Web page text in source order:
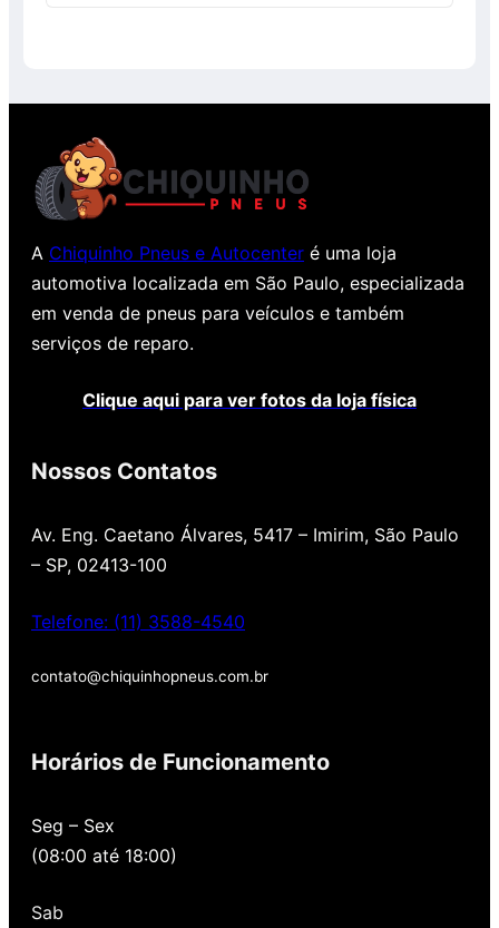
A Chiquinho Pneus e Autocenter é uma loja
automotiva localizada em São Paulo, especializada
em venda de pneus para veículos e também
serviços de reparo.
Clique aqui para ver fotos da loja física
Europeu de qualidade!
Temos uma loja novinha, com os melhores
quando você precisa voltar para revisar,
Nossos Contatos
Av. Eng. Caetano Álvares, 5417 – Imirim, São Paulo
– SP, 02413-100
Telefone: (11) 3588-4540
contato@chiquinhopneus.com.br
Horários de Funcionamento
Seg – Sex
(08:00 até 18:00)
Sab